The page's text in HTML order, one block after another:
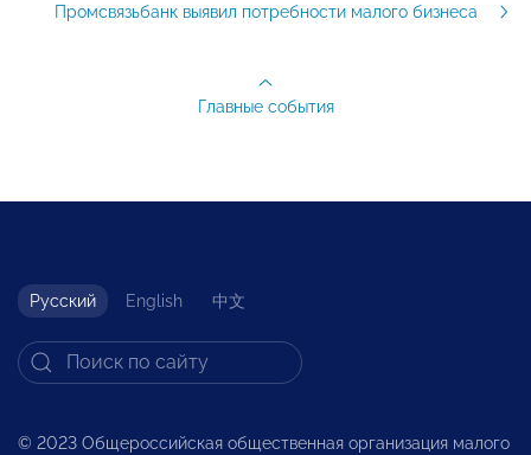
Промсвязьбанк выявил потребности малого бизнеса
Главные события
Русский English 中文
© 2023 Общероссийская общественная организация малого